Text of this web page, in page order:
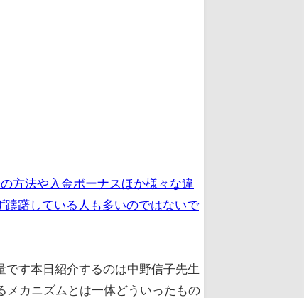
方法や入金ボーナスほか様々な違
躇している人も多いのではないで
す本日紹介するのは中野信子先生
メカニズムとは一体どういったもの